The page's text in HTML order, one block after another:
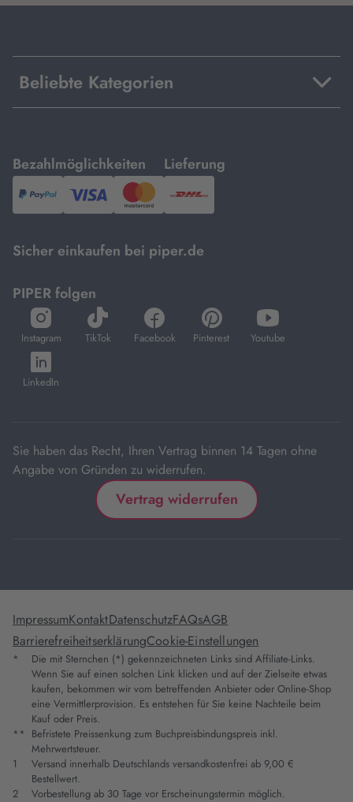
Beliebte Kategorien
Bezahlmöglichkeiten
mit
PayPal,Visa
und
Lieferung
mit
DHL.
Sicher einkaufen bei piper.de
PIPER folgen
Instagram
öffnet
in
neuem
Tab
TikTok
öffnet
in
Facebook
öffnet
in
Pinterest
öffnet
in
Youtube
öffnet
in
LinkedIn
öffnet
in
Sie haben das Recht, Ihren Vertrag binnen 14 Tagen ohne
Angabe von Gründen zu widerrufen.
Vertrag widerrufen
ImpressumKontaktDatenschutzFAQsAGB
BarrierefreiheitserklärungCookie-Einstellungen
*
Die mit Sternchen (*) gekennzeichneten Links sind Affiliate-Links.
Wenn Sie auf einen solchen Link klicken und auf der Zielseite etwas
kaufen, bekommen wir vom betreffenden Anbieter oder Online-Shop
eine Vermittlerprovision. Es entstehen für Sie keine Nachteile beim
Kauf oder Preis.
** Befristete Preissenkung zum Buchpreisbindungspreis inkl.
Mehrwertsteuer.
1
Versand innerhalb Deutschlands versandkostenfrei ab 9,00 €
Bestellwert.
2
Vorbestellung ab 30 Tage vor Erscheinungstermin möglich.